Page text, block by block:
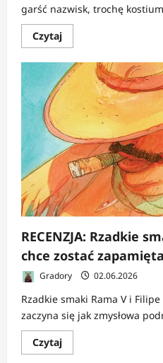
garść nazwisk, trochę
CzytajDowiedz
się
o
RECENZJA:
Wiedźma
|
Wiedza
ostrzejsza
od
szabli
RECENZJA: Rzadkie
chce zostać
Gradory 02.06.2026
Rzadkie smaki Rama V i
zaczyna się jak zmysłowa
CzytajDowiedz
się